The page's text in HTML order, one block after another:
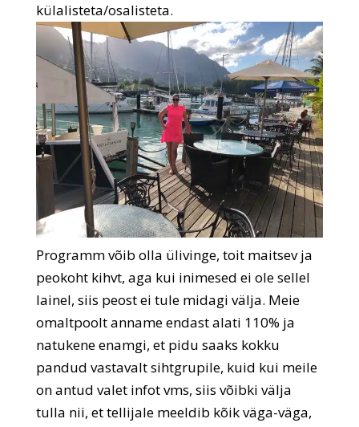
külalisteta/osalisteta.
Programm võib olla ülivinge, toit maitsev ja
peokoht kihvt, aga kui inimesed ei ole sellel
lainel, siis peost ei tule midagi välja. Meie
omaltpoolt anname endast alati 110% ja
natukene enamgi, et pidu saaks kokku
pandud vastavalt sihtgrupile, kuid kui meile
on antud valet infot vms, siis võibki välja
tulla nii, et tellijale meeldib kõik väga-väga,